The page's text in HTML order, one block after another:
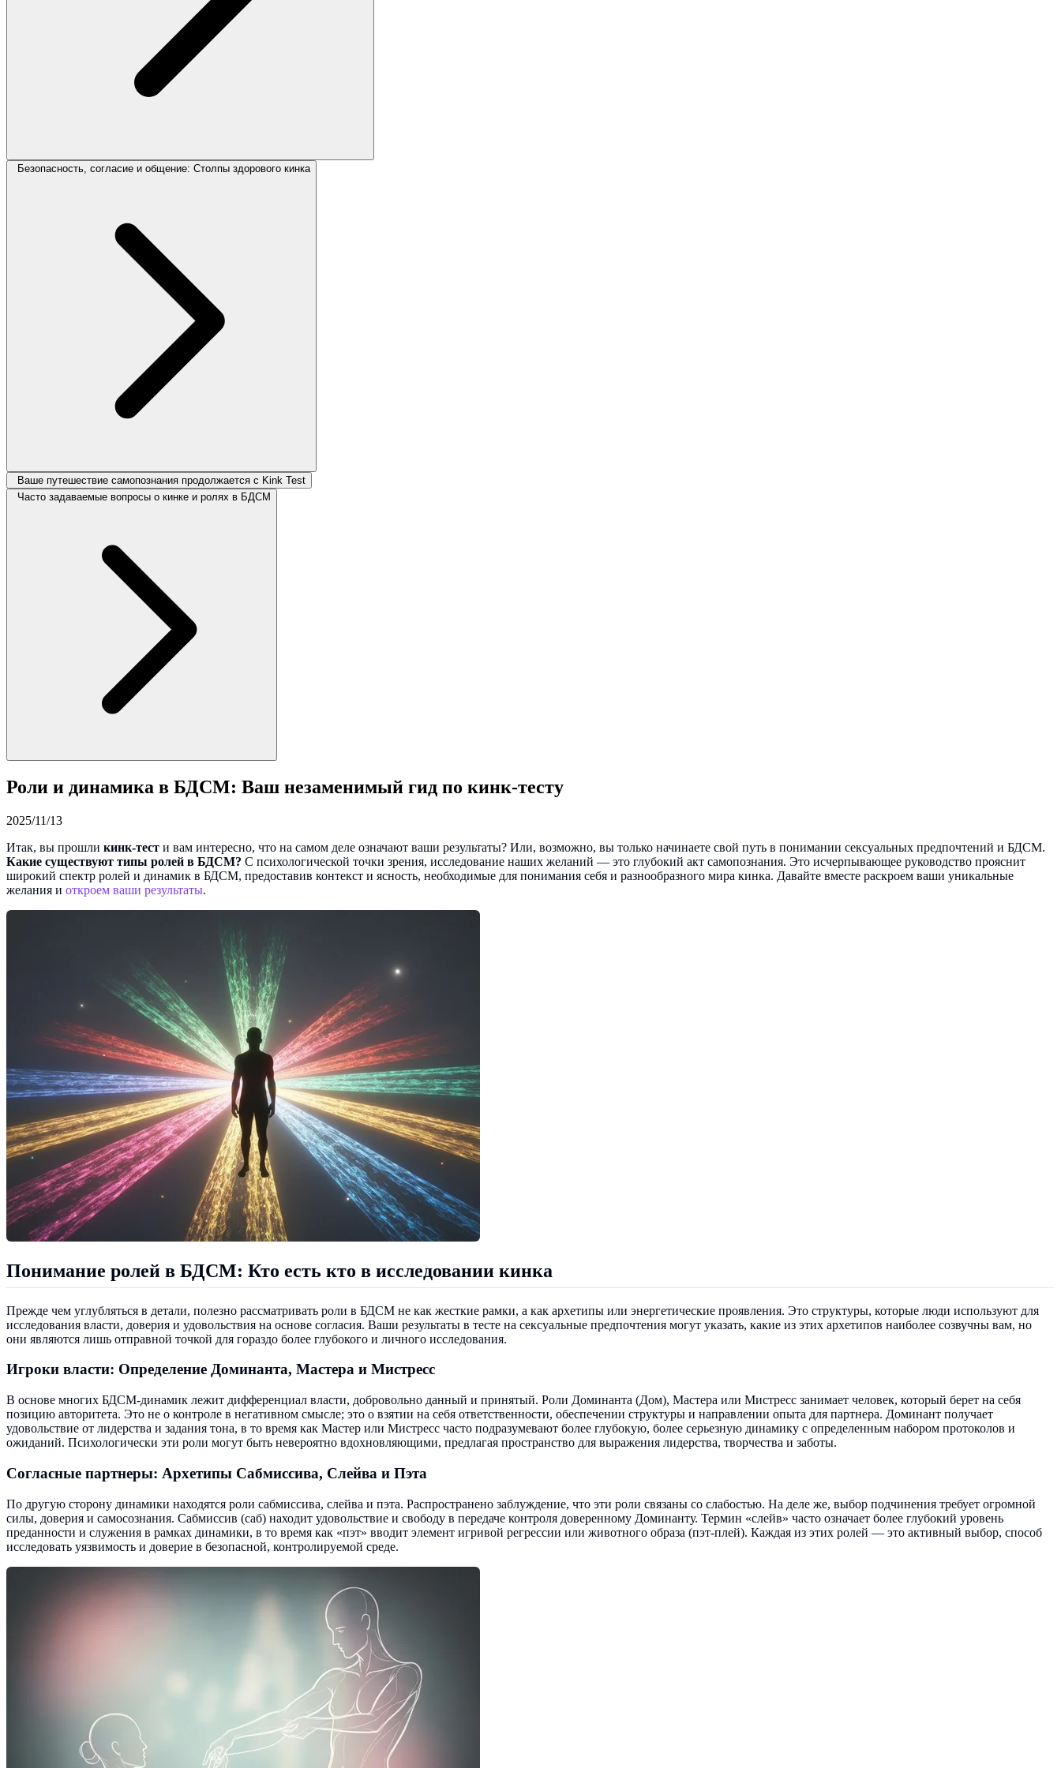
Безопасность, согласие и общение: Столпы здорового кинка
Ваше путешествие самопознания продолжается с Kink Test
Часто задаваемые вопросы о кинке и ролях в БДСМ
Роли и динамика в БДСМ: Ваш незаменимый гид по кинк-тесту
2025/11/13
Итак, вы прошли кинк-тест и вам интересно, что на самом деле означают ваши результаты? Или, возможно, вы только начинаете свой путь в понимании сексуальных предпочтений и БДСМ.
Какие существуют типы ролей в БДСМ? С психологической точки зрения, исследование наших желаний — это глубокий акт самопознания. Это исчерпывающее руководство прояснит
широкий спектр ролей и динамик в БДСМ, предоставив контекст и ясность, необходимые для понимания себя и разнообразного мира кинка. Давайте вместе раскроем ваши уникальные
желания и откроем ваши результаты.
Понимание ролей в БДСМ: Кто есть кто в исследовании кинка
Прежде чем углубляться в детали, полезно рассматривать роли в БДСМ не как жесткие рамки, а как архетипы или энергетические проявления. Это структуры, которые люди используют для
исследования власти, доверия и удовольствия на основе согласия. Ваши результаты в тесте на сексуальные предпочтения могут указать, какие из этих архетипов наиболее созвучны вам, но
они являются лишь отправной точкой для гораздо более глубокого и личного исследования.
Игроки власти: Определение Доминанта, Мастера и Мистресс
В основе многих БДСМ-динамик лежит дифференциал власти, добровольно данный и принятый. Роли Доминанта (Дом), Мастера или Мистресс занимает человек, который берет на себя
позицию авторитета. Это не о контроле в негативном смысле; это о взятии на себя ответственности, обеспечении структуры и направлении опыта для партнера. Доминант получает
удовольствие от лидерства и задания тона, в то время как Мастер или Мистресс часто подразумевают более глубокую, более серьезную динамику с определенным набором протоколов и
ожиданий. Психологически эти роли могут быть невероятно вдохновляющими, предлагая пространство для выражения лидерства, творчества и заботы.
Согласные партнеры: Архетипы Сабмиссива, Слейва и Пэта
По другую сторону динамики находятся роли сабмиссива, слейва и пэта. Распространено заблуждение, что эти роли связаны со слабостью. На деле же, выбор подчинения требует огромной
силы, доверия и самосознания. Сабмиссив (саб) находит удовольствие и свободу в передаче контроля доверенному Доминанту. Термин «слейв» часто означает более глубокий уровень
преданности и служения в рамках динамики, в то время как «пэт» вводит элемент игривой регрессии или животного образа (пэт-плей). Каждая из этих ролей — это активный выбор, способ
исследовать уязвимость и доверие в безопасной, контролируемой среде.